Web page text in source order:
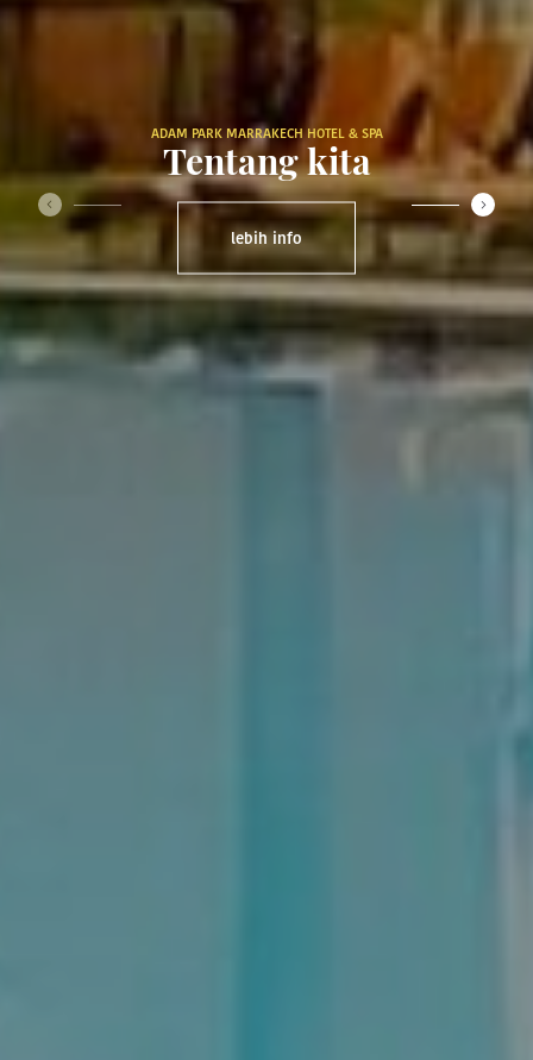
‹ ›
ADAM PARK MARRAKECH HOTEL & SPA
Tentang kita
lebih info